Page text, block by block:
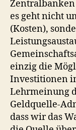
es geht nicht
(Kosten),
einzig die
Investitionen
Lehrmeinung
Geldquelle-
dass wir das